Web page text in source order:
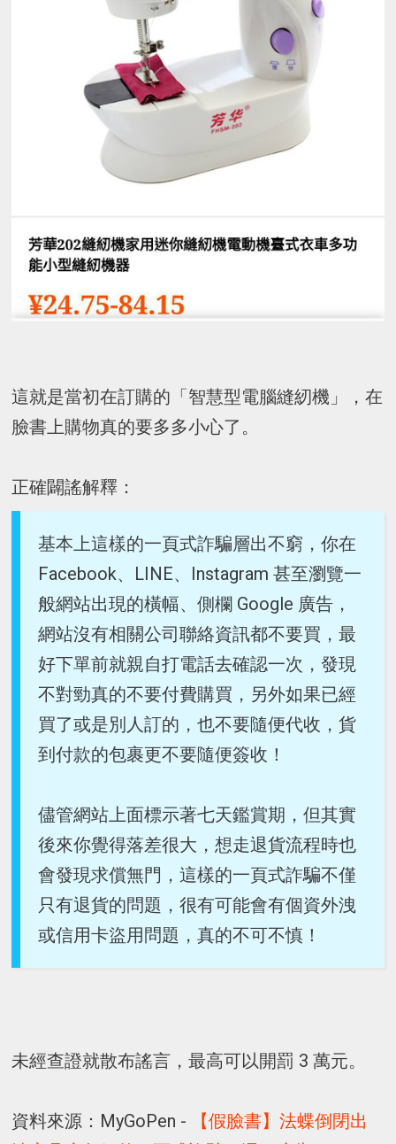
這就是當初在訂購的「智慧型電腦縫紉機」，在
臉書上購物真的要多多小心了。
正確闢謠解釋：
基本上這樣的一頁式詐騙層出不窮，你在
Facebook、LINE、Instagram 甚至瀏覽一
般網站出現的橫幅、側欄 Google 廣告，
網站沒有相關公司聯絡資訊都不要買，最
好下單前就親自打電話去確認一次，發現
不對勁真的不要付費購買，另外如果已經
買了或是別人訂的，也不要隨便代收，貨
到付款的包裹更不要隨便簽收！
儘管網站上面標示著七天鑑賞期，但其實
後來你覺得落差很大，想走退貨流程時也
會發現求償無門，這樣的一頁式詐騙不僅
只有退貨的問題，很有可能會有個資外洩
或信用卡盜用問題，真的不可不慎！
未經查證就散布謠言，最高可以開罰 3 萬元。
資料來源：MyGoPen -
【假臉書】法蝶倒閉出